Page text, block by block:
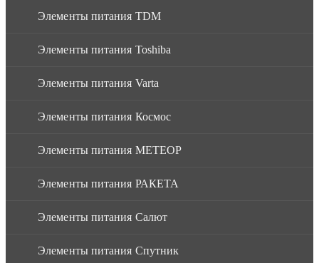
Элементы питания TDM
Элементы питания Toshiba
Элементы питания Varta
Элементы питания Космос
Элементы питания МЕТЕОР
Элементы питания РАКЕТА
Элементы питания Салют
Элементы питания Спутник